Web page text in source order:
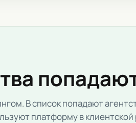
В список попадают
платформу в